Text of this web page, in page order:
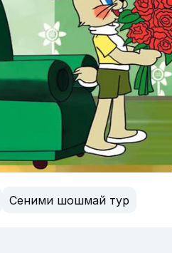
Сеними шошмай тур